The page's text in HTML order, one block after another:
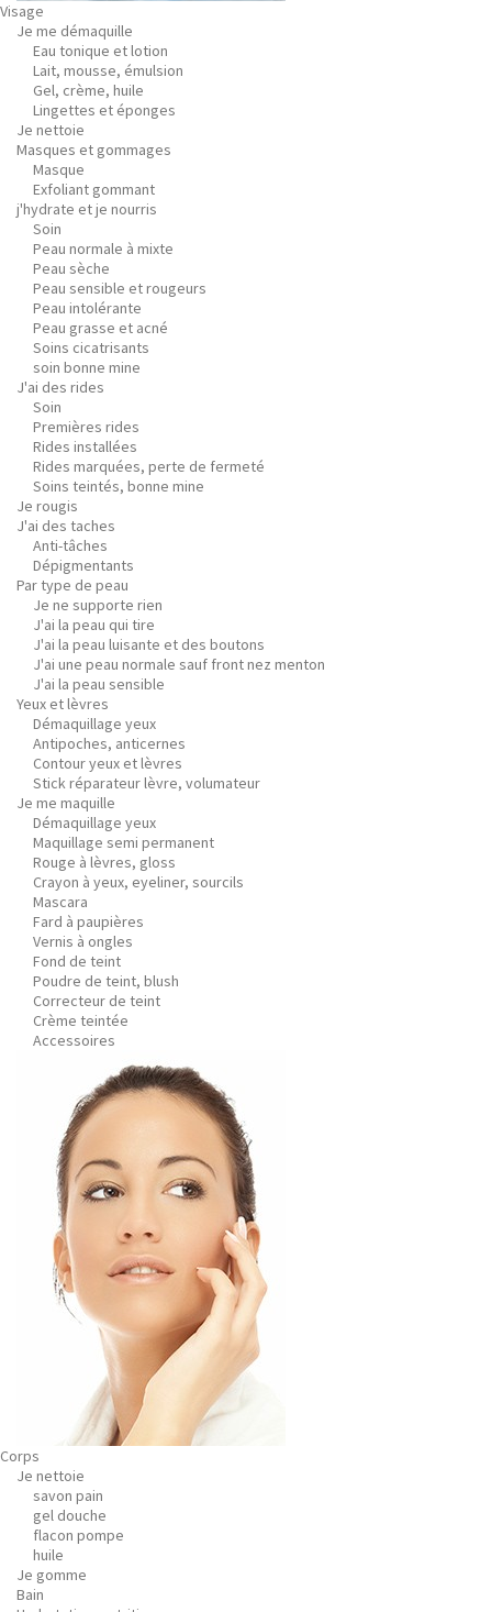
Visage
Je me démaquille
Eau tonique et lotion
Lait, mousse, émulsion
Gel, crème, huile
Lingettes et éponges
Je nettoie
Masques et gommages
Masque
Exfoliant gommant
j'hydrate et je nourris
Soin
Peau normale à mixte
Peau sèche
Peau sensible et rougeurs
Peau intolérante
Peau grasse et acné
Soins cicatrisants
soin bonne mine
J'ai des rides
Soin
Premières rides
Rides installées
Rides marquées, perte de fermeté
Soins teintés, bonne mine
Je rougis
J'ai des taches
Anti-tâches
Dépigmentants
Par type de peau
Je ne supporte rien
J'ai la peau qui tire
J'ai la peau luisante et des boutons
J'ai une peau normale sauf front nez menton
J'ai la peau sensible
Yeux et lèvres
Démaquillage yeux
Antipoches, anticernes
Contour yeux et lèvres
Stick réparateur lèvre, volumateur
Je me maquille
Démaquillage yeux
Maquillage semi permanent
Rouge à lèvres, gloss
Crayon à yeux, eyeliner, sourcils
Mascara
Fard à paupières
Vernis à ongles
Fond de teint
Poudre de teint, blush
Correcteur de teint
Crème teintée
Accessoires
Corps
Je nettoie
savon pain
gel douche
flacon pompe
huile
Je gomme
Bain